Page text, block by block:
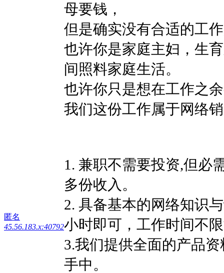
匿名
45.56.183.x:40792
母要钱，
但是确实没有合适的工
也许你是家庭主妇，生
间照料家庭生活。
也许你只是想在工作之
我们这份工作属于网络
1. 兼职不需要投资,但必
多份收入。
2. 具备基本的网络知识
小时即可，工作时间不
3.我们提供全面的产品
手中。